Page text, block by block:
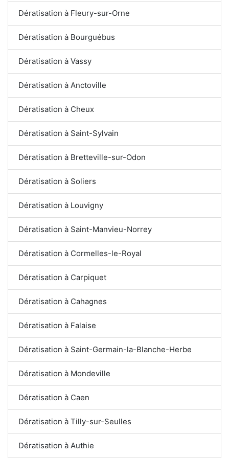
Dératisation à Fleury-sur-Orne
Dératisation à Bourguébus
Dératisation à Vassy
Dératisation à Anctoville
Dératisation à Cheux
Dératisation à Saint-Sylvain
Dératisation à Bretteville-sur-Odon
Dératisation à Soliers
Dératisation à Louvigny
Dératisation à Saint-Manvieu-Norrey
Dératisation à Cormelles-le-Royal
Dératisation à Carpiquet
Dératisation à Cahagnes
Dératisation à Falaise
Dératisation à Saint-Germain-la-Blanche-Herbe
Dératisation à Mondeville
Dératisation à Caen
Dératisation à Tilly-sur-Seulles
Dératisation à Authie